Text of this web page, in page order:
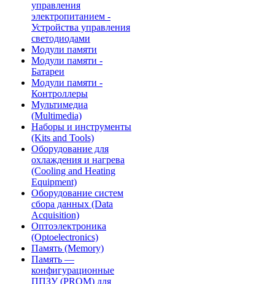
управления
электропитанием -
Устройства управления
светодиодами
Модули памяти
Модули памяти -
Батареи
Модули памяти -
Контроллеры
Мультимедиа
(Multimedia)
Наборы и инструменты
(Kits and Tools)
Оборудование для
охлаждения и нагрева
(Cooling and Heating
Equipment)
Оборудование систем
сбора данных (Data
Acquisition)
Оптоэлектроника
(Optoelectronics)
Память (Memory)
Память —
конфигурационные
ППЗУ (PROM) для